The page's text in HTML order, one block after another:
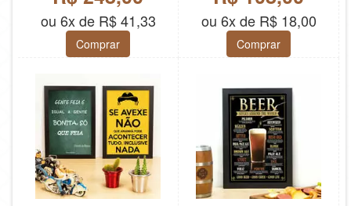
ou 6x de R$ 41,33
Comprar
ou 6x de R$ 18,00
Comprar